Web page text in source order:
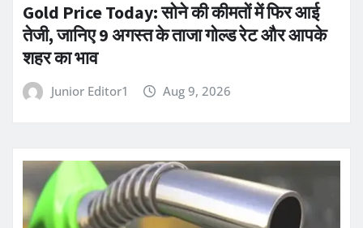
Gold Price Today: सोने की कीमतों में फिर आई
तेजी, जानिए 9 अगस्त के ताजा गोल्ड रेट और आपके
शहर का भाव
Junior Editor1 Aug 9, 2026